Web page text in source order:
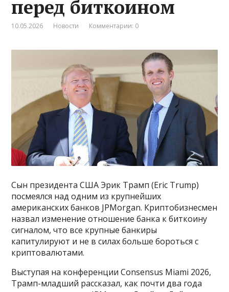
перед биткоином
10.05.2026 Новости Комментарии: 0
Сын президента США Эрик Трамп (Eric Trump)
посмеялся над одним из крупнейших
американских банков JPMorgan. Криптобизнесмен
назвал изменение отношение банка к биткоину
сигналом, что все крупные банкиры
капитулируют и не в силах больше бороться с
криптовалютами.
Выступая на конференции Consensus Miami 2026,
Трамп-младший рассказал, как почти два года